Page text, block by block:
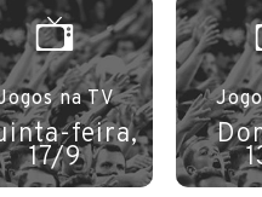
na TV
feira,
17/9